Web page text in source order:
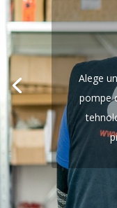
Alege
pompe